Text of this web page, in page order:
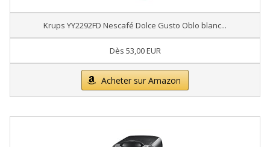
Krups YY2292FD Nescafé Dolce Gusto Oblo blanc...
Dès 53,00 EUR
Acheter sur Amazon